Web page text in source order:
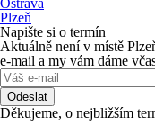
Ostrava
Plzeň
Napište si o termín
Aktuálně není v místě
e-mail a my vám dáme
Odeslat
Děkujeme, o nejbližším